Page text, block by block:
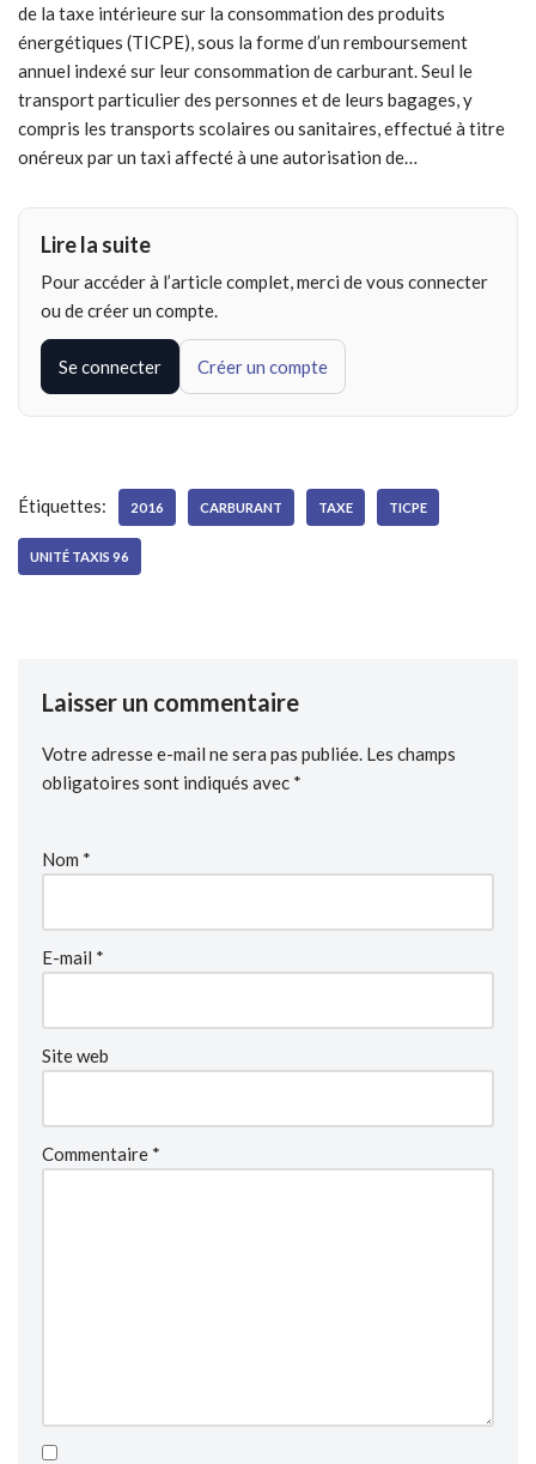
de la taxe intérieure sur la consommation des produits
énergétiques (TICPE), sous la forme d’un remboursement
annuel indexé sur leur consommation de carburant. Seul le
transport particulier des personnes et de leurs bagages, y
compris les transports scolaires ou sanitaires, effectué à titre
onéreux par un taxi affecté à une autorisation de…
Lire la suite
Pour accéder à l’article complet, merci de vous connecter
ou de créer un compte.
Se connecter Créer un compte
Étiquettes: 2016 CARBURANT TAXE TICPE
UNITÉ TAXIS 96
Laisser un commentaire
Votre adresse e-mail ne sera pas publiée. Les champs
obligatoires sont indiqués avec *
Nom *
E-mail *
Site web
Commentaire *